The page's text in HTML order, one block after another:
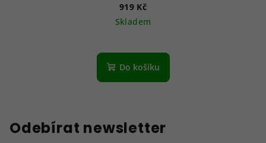
919 Kč
Skladem
Do košíku
Odebírat newsletter